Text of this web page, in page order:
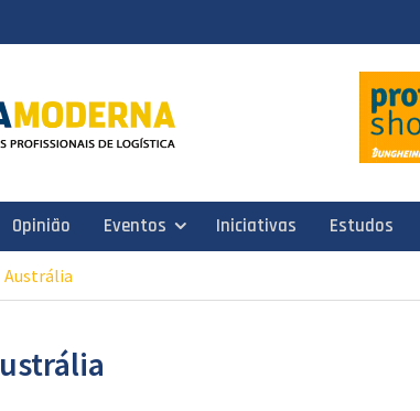
Opinião Eventos Iniciativas Estudos
Austrália